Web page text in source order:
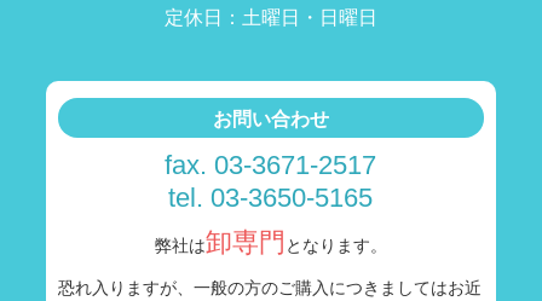
定休日：土曜日・日曜日
お問い合わせ
fax. 03-3671-2517
tel. 03-3650-5165
弊社は卸専門 となります。
恐れ入りますが、一般の方のご購入につきましてはお近